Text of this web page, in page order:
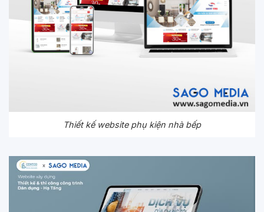
Thiết kế website phụ kiện nhà bếp